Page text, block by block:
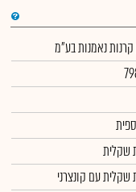
קרנות נאמנות בע"מ
שקלית
שקלית עם קונצרני